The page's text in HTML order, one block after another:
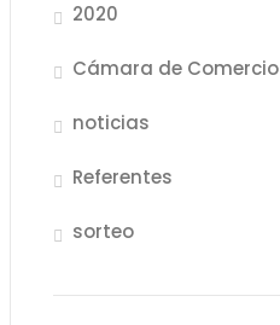
2020
Cámara de Comercio
noticias
Referentes
sorteo